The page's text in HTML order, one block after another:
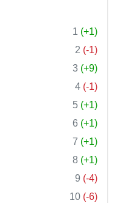
1 (+1)
2 (-1)
3 (+9)
4 (-1)
5 (+1)
6 (+1)
7 (+1)
8 (+1)
9 (-4)
10 (-6)